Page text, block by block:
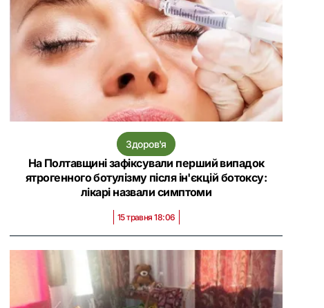
Здоров'я
На Полтавщині зафіксували перший випадок
ятрогенного ботулізму після ін'єкцій ботоксу:
лікарі назвали симптоми
15 травня 18:06